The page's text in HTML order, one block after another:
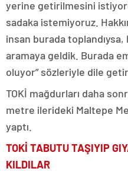
yerine getirilmesini
sadaka istemiyoruz.
insan burada toplandıysa,
aramaya geldik. Burada
oluyor” sözleriyle dile
TOKİ mağdurları daha
metre ilerideki Maltepe
yaptı.
TOKİ TABUTU TAŞIYIP
KILDILAR